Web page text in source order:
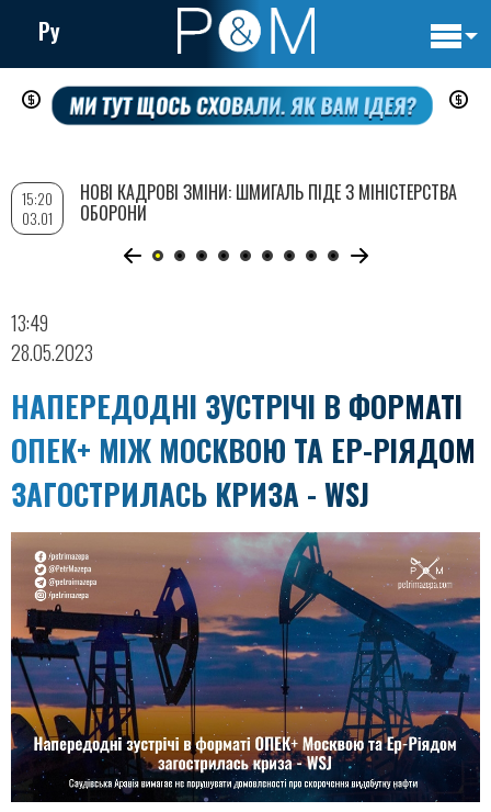
Перейти
до
вмісту
Ру
13:49
28.05.2023
НАПЕРЕДОДНІ ЗУСТРІЧІ В ФОРМАТІ
ОПЕК+ МІЖ МОСКВОЮ ТА ЕР-РІЯДОМ
ЗАГОСТРИЛАСЬ КРИЗА - WSJ
15:20
03.01
НОВІ КАДРОВІ ЗМІНИ: ШМИГАЛЬ ПІДЕ З МІНІСТЕРСТВА
ОБОРОНИ